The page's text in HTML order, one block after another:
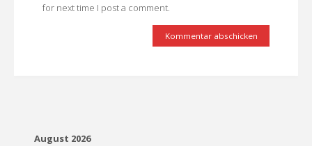
for next time I post a comment.
August 2026